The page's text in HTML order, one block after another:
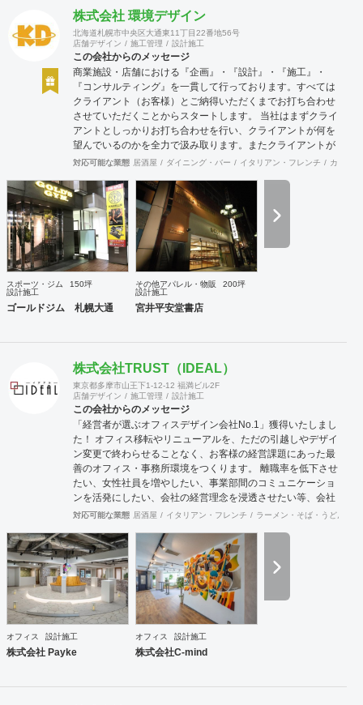
株式会社 環境デザイン
北海道札幌市中央区大通東11丁目22番地56号
店舗デザイン
施工管理 設計施工
この会社からのメッセージ
商業施設・店舗における『企画』・『設計』・『施工』・
『コンサルティング』を一貫して行っております。すべては
クライアント（お客様）とご納得いただくまでお打ち合わせ
させていただくことからスタートします。 当社はまずクライ
アントとしっかりお打ち合わせを行い、クライアントが何を
望んでいるのかを全力で汲み取ります。またクライアントが
思い描いていることをどのように表現していいのかお困りの
培ってきた当社ならではのノウハウでご提案いたします。
対応可能な業態 居酒屋 ダイニング・バー イタリアン・フレンチ カフェ
スポーツ・ジム
150坪
設計施工
ゴールドジム 札幌大通
その他アパレル・物販
200坪
設計施工
宮井平安堂書店
株式会社TRUST（IDEAL）
東京都多摩市山王下1-12-12 福満ビル2F
店舗デザイン
施工管理 設計施工
この会社からのメッセージ
「経営者が選ぶオフィスデザイン会社No.1」獲得いたしまし
た！ オフィス移転やリニューアルを、ただの引越しやデザイ
ン変更で終わらせることなく、お客様の経営課題にあった最
善のオフィス・事務所環境をつくります。 離職率を低下させ
たい、女性社員を増やしたい、事業部間のコミュニケーショ
ンを活発にしたい、会社の経営理念を浸透させたい等、会社
の規模やフェーズによって様々な課題をかかえています。ど
今後どのような事業戦略を描き、どのような組織になってい
きたいのか。それらを共有することがオフィスデザインのス
タートとなります。 また、オフィスはスタッフにとって一日
の大半を過ごす場所です。機能的かつ快適な空間を作ること
は精神的な安心やモチベーション・作業効率の向上に繋がっ
ていくでしょう。このように、経営面の課題と現場の声をし
案させていただきます。
対応可能な業態 居酒屋 イタリアン・フレンチ ラーメン・そば・うどん
オフィス 設計施工
株式会社 Payke
オフィス 設計施工
株式会社C-mind